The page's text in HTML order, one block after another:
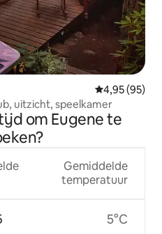
Gemiddelde
4,95 (95)
uitzicht, speelkamer
om Eugene te
Gemiddelde
temperatuur
5°C